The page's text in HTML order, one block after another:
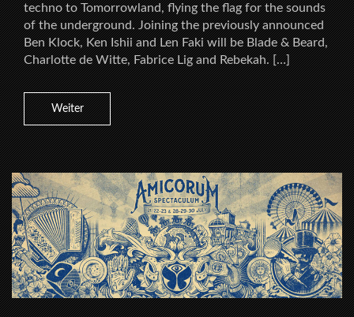
techno to Tomorrowland, flying the flag for the sounds
of the underground. Joining the previously announced
Ben Klock, Ken Ishii and Len Faki will be Blade & Beard,
Charlotte de Witte, Fabrice Lig and Rebekah. […]
Weiter